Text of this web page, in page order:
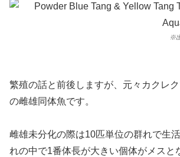
※
繁殖の話と前後しますが、元々カクレ
の雌雄同体魚です。
雌雄未分化の際は10匹単位の群れで生
れの中で1番体長が大きい個体がメスと